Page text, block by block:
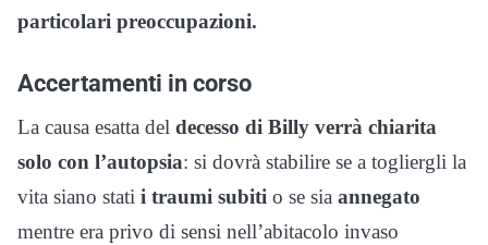
particolari preoccupazioni.
Accertamenti in corso
La causa esatta del decesso di Billy verrà chiarita
solo con l’autopsia: si dovrà stabilire se a togliergli la
vita siano stati i traumi subiti o se sia annegato
mentre era privo di sensi nell’abitacolo invaso